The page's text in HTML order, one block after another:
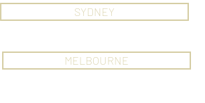
SYDNEY
MELBOURNE